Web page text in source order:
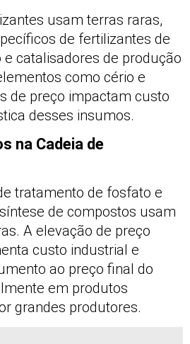
usam terras raras,
de fertilizantes de
catalisadores de produção
como cério e
de preço impactam custo
desses insumos.
na Cadeia de
tratamento de fosfato e
de compostos usam
A elevação de preço
custo industrial e
ao preço final do
em produtos
grandes produtores.